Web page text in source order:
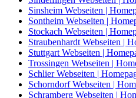
Sinsheim Webseiten |
Sontheim Webseiten |
Stockach Webseiten |
Straubenhardt Webseiten |
Stuttgart Webseiten |
Trossingen Webseiten |
Schlier Webseiten |
Schorndorf Webseiten |
Schramberg Webseiten |